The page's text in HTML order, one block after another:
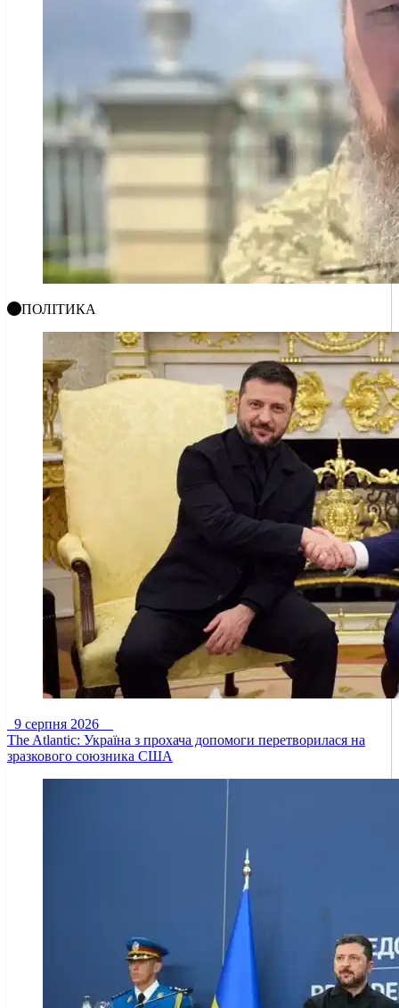
ПОЛІТИКА
9 серпня 2026
The Atlantic: Україна з прохача допомоги перетворилася на
зразкового союзника США